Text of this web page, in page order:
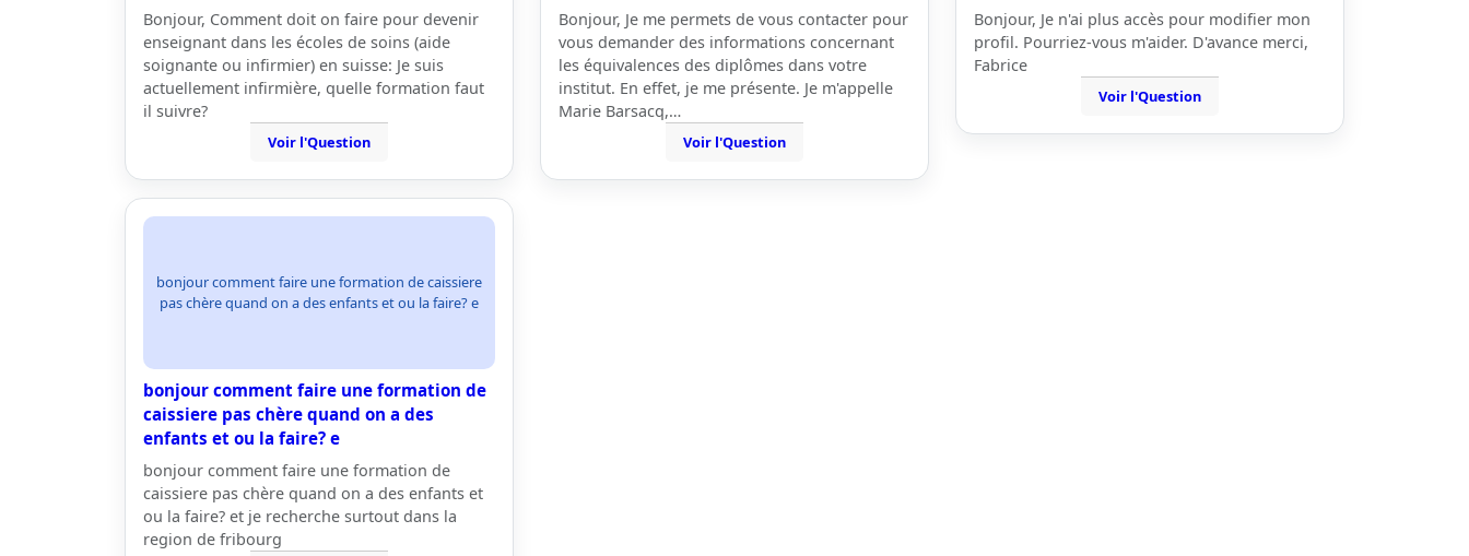
Bonjour, Comment doit on faire pour devenir
enseignant dans les écoles de soins (aide
soignante ou infirmier) en suisse: Je suis
actuellement infirmière, quelle formation faut
il suivre?
Voir l'Question
Bonjour, Je me permets de vous contacter pour
vous demander des informations concernant
les équivalences des diplômes dans votre
institut. En effet, je me présente. Je m'appelle
Marie Barsacq,…
Voir l'Question
Bonjour, Je n'ai plus accès pour modifier mon
profil. Pourriez-vous m'aider. D'avance merci,
Fabrice
Voir l'Question
bonjour comment faire une formation de caissiere
pas chère quand on a des enfants et ou la faire? e
bonjour comment faire une formation de
caissiere pas chère quand on a des
enfants et ou la faire? e
bonjour comment faire une formation de
caissiere pas chère quand on a des enfants et
ou la faire? et je recherche surtout dans la
region de fribourg